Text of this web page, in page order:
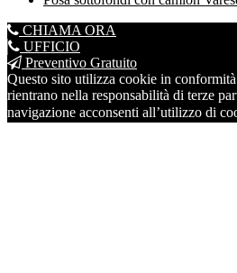
CHIAMA ORA
UFFICIO
Preventivo Gratuito
Questo sito utilizza cookie in
rientrano nella responsabilità di terze
navigazione acconsenti all’utilizzo di